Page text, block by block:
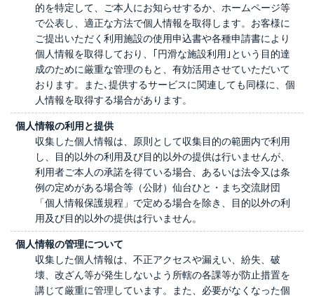
的を特定して、ご本人にお知らせするか、ホームページ等
で公表し、適正な方法で個人情報を取得します。お客様に
ご提出いただく利用施設の使用申込書や各種申請書により
個人情報を取得しており、｢円滑な施設利用｣という目的達
成のために厳重な管理のもと、有効活用させていただいて
おります。また､提供するサービスに関連しても同様に、個
人情報を取得する場合があります。
個人情報の利用と提供
収集した個人情報は、原則として収集目的の範囲内で利用
し、目的以外の利用及び目的以外の提供は行いませんが、
利用者ご本人の承諾を得ている場合、あるいは法令又は条
例の定めがある場合等（公財）仙台ひと・まち交流財団
「個人情報保護規程」で定める場合を除き、目的以外の利
用及び目的以外の提供は行いません。
個人情報の管理について
収集した個人情報は、不正アクセスや漏えい、紛失、破
壊、改ざん等が発生しないよう所轄の各課等が防止措置を
講じて厳重に管理しています。また、必要がなくなった個